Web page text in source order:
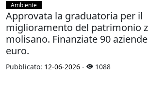
Ambiente
Approvata la graduatoria per il
miglioramento del patrimonio
molisano. Finanziate 90
euro.
Pubblicato: 12-06-2026 - 1088